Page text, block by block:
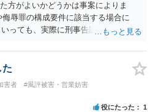
方がよいかどうかは事案によりま
辱罪の構成要件に該当する場合に
っても、実際に刑事告訴に動くかど
求もできることが多いので、少しで
トで開示請求が行われることが多い
の口コミ投稿の場合、開示請求者は
（ただし証拠による裏付けか必要な
というケースが比較的多いと思われ
た
害者
#風評被害・営業妨害
役にたった 1